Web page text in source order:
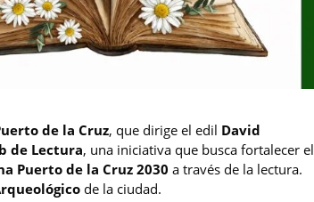
de la Cruz, que dirige el edil David
de Lectura, una iniciativa que busca fortalecer el
Puerto de la Cruz 2030 a través de la lectura.
de la ciudad.